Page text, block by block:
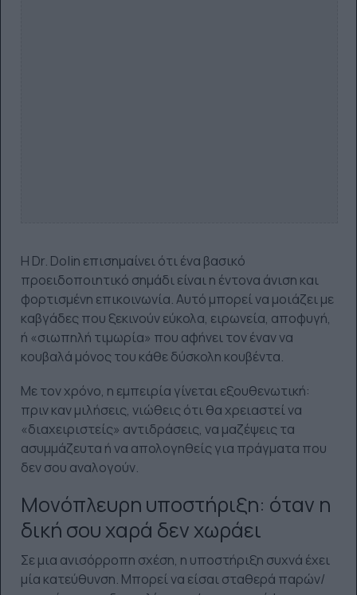
Η Dr. Dolin επισημαίνει ότι ένα βασικό
προειδοποιητικό σημάδι είναι η έντονα άνιση και
φορτισμένη επικοινωνία. Αυτό μπορεί να μοιάζει με
καβγάδες που ξεκινούν εύκολα, ειρωνεία, αποφυγή,
ή «σιωπηλή τιμωρία» που αφήνει τον έναν να
κουβαλά μόνος του κάθε δύσκολη κουβέντα.
Με τον χρόνο, η εμπειρία γίνεται εξουθενωτική:
πριν καν μιλήσεις, νιώθεις ότι θα χρειαστεί να
«διαχειριστείς» αντιδράσεις, να μαζέψεις τα
ασυμμάζευτα ή να απολογηθείς για πράγματα που
δεν σου αναλογούν.
Μονόπλευρη υποστήριξη: όταν η
δική σου χαρά δεν χωράει
Σε μια ανισόρροπη σχέση, η υποστήριξη συχνά έχει
μία κατεύθυνση. Μπορεί να είσαι σταθερά παρών/